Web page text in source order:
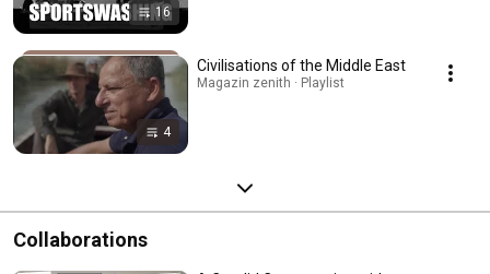
16
4
Civilisations of the Middle East
Magazin zenith · Playlist
Collaborations